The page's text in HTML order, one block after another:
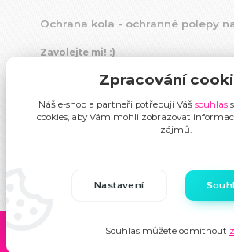
Ochrana kola - ochranné polepy
Zavolejte mi! :)
(Po-Pá, 9 -18 hod)
info@ochranakola.cz
Eshop-
Zpracování
Náš e-shop a partneři potřebují Váš souhlass
cookies, aby Vám mohli zobrazovat
zájmů.
Nastavení
Souhlas můžete odmítnout